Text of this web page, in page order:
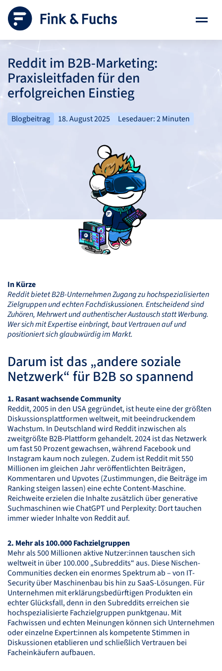
Reddit im B2B-Marketing:
Praxisleitfaden für den
erfolgreichen Einstieg
Blogbeitrag 18. August 2025 Lesedauer: 2 Minuten
In Kürze
Reddit bietet B2B-Unternehmen Zugang zu hochspezialisierten
Zielgruppen und echten Fachdiskussionen. Entscheidend sind
Zuhören, Mehrwert und authentischer Austausch statt Werbung.
Wer sich mit Expertise einbringt, baut Vertrauen auf und
positioniert sich glaubwürdig im Markt.
Darum ist das „andere soziale
Netzwerk“ für B2B so spannend
1. Rasant wachsende Community
Reddit, 2005 in den USAgegründet, ist heute eine der größten
Diskussionsplattformen weltweit, mit beeindruckendem
Wachstum. In Deutschland wird Reddit inzwischen als
zweitgrößte B2B-Plattform gehandelt. 2024 ist das Netzwerk
um fast 50 Prozent gewachsen, während Facebook und
Instagram kaum noch zulegen. Zudem ist Reddit mit 550
Millionen im gleichen Jahr veröffentlichten Beiträgen,
Kommentaren und Upvotes (Zustimmungen, die Beiträge im
Ranking steigen lassen) eine echte Content-Maschine.
Reichweite erzielen die Inhalte zusätzlich über generative
Suchmaschinen wie ChatGPT und Perplexity: Dort tauchen
immer wieder Inhalte von Reddit auf.
2. Mehr als 100.000 Fachzielgruppen
Mehr als 500 Millionen aktive Nutzer:innen tauschen sich
weltweit in über 100.000 „Subreddits“ aus. Diese Nischen-
Communities decken ein enormes Spektrum ab – von IT-
Security über Maschinenbau bis hin zu SaaS-Lösungen. Für
Unternehmen mit erklärungsbedürftigen Produkten ein
echter Glücksfall, denn in den Subreddits erreichen sie
hochspezialisierte Fachzielgruppen punktgenau. Mit
Fachwissen und echten Meinungen können sich Unternehmen
oder einzelne Expert:innen als kompetente Stimmen in
Diskussionen etablieren und schließlich Vertrauen bei
Facheinkäufern aufbauen.